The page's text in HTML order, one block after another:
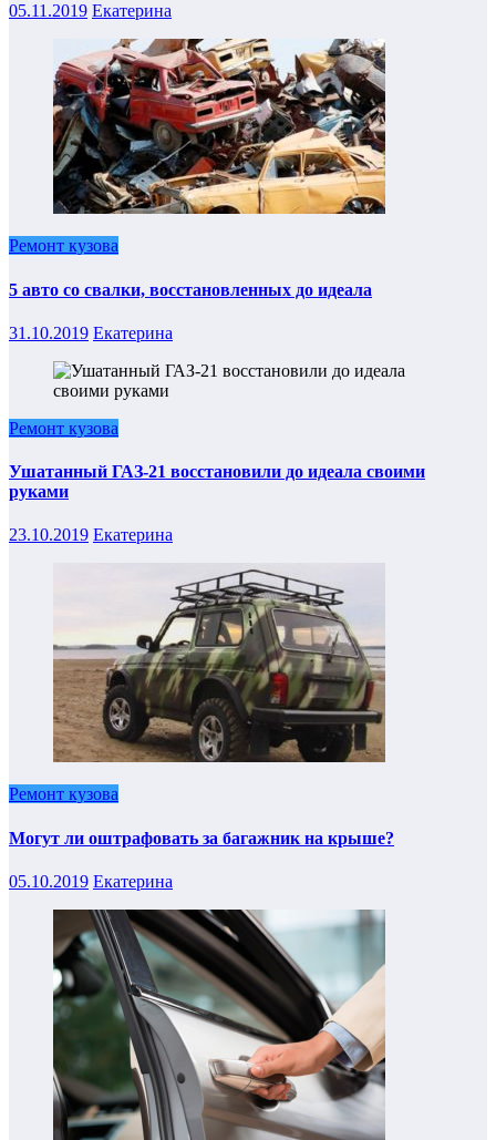
05.11.2019 Екатерина
Ремонт кузова
5 авто со свалки, восстановленных до идеала
31.10.2019 Екатерина
Ремонт кузова
Ушатанный ГАЗ-21 восстановили до идеала своими
руками
23.10.2019 Екатерина
Ремонт кузова
Могут ли оштрафовать за багажник на крыше?
05.10.2019 Екатерина